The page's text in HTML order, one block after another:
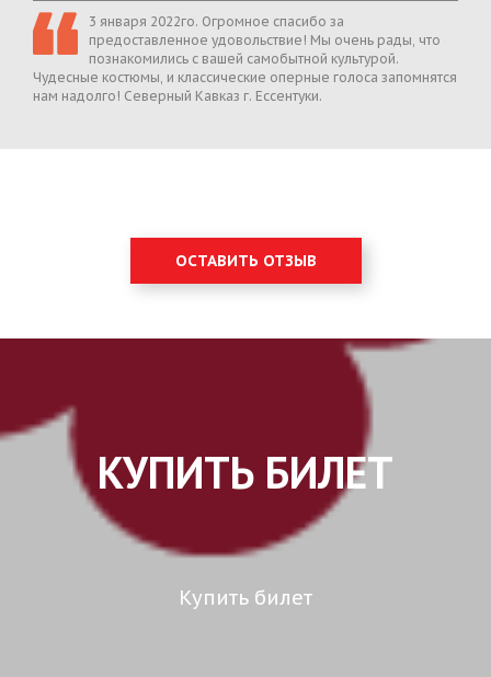
3 января 2022го. Огромное спасибо за
предоставленное удовольствие! Мы очень рады, что
познакомились с вашей самобытной культурой.
Чудесные костюмы, и классические оперные голоса запомнятся
нам надолго! Северный Кавказ г. Ессентуки.
ОСТАВИТЬ ОТЗЫВ
КУПИТЬ БИЛЕТ
Купить билет